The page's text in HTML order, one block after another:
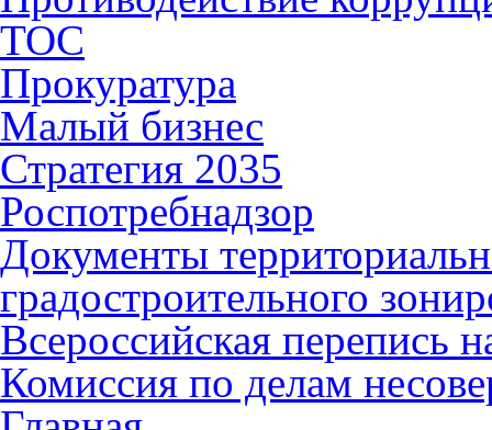
ТОС
Прокуратура
Малый бизнес
Стратегия 2035
Роспотребнадзор
Документы
градостроительного
Всероссийская перепись
Комиссия по делам